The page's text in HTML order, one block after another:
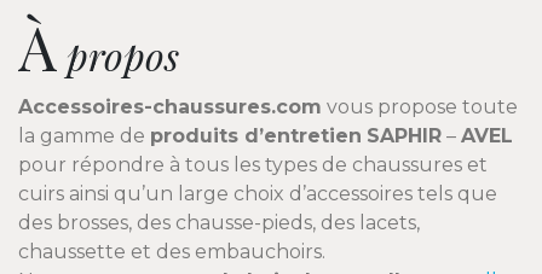
À propos
Accessoires-chaussures.com vous propose toute
la gamme de produits d’entretien SAPHIR – AVEL
pour répondre à tous les types de chaussures et
cuirs ainsi qu’un large choix d’accessoires tels que
des brosses, des chausse-pieds, des lacets,
chaussette et des embauchoirs.